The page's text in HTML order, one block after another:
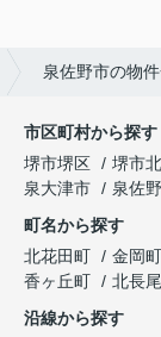
泉佐野市の物
市区町村から探す
堺市堺区
堺市
泉大津市
泉佐
町名から探す
北花田町
金岡町
香ヶ丘町
北長
沿線から探す